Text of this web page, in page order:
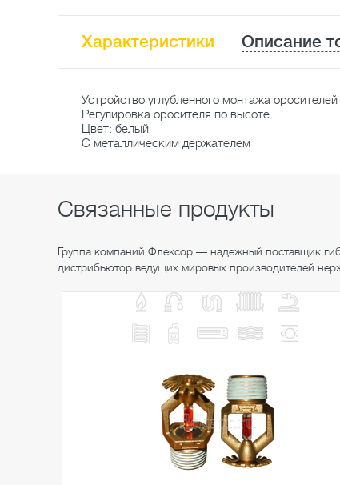
Характеристики Описание
Устройство углубленного монтажа
Регулировка оросителя по высоте
Цвет: белый
С металлическим держателем
Связанные продукты
Группа компаний Флексор — надежный поставщик
дистрибьютор ведущих мировых производителей